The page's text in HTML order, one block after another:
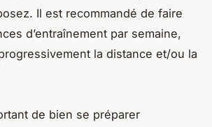
Il est recommandé de faire
d’entraînement par semaine,
la distance et/ou la
de bien se préparer